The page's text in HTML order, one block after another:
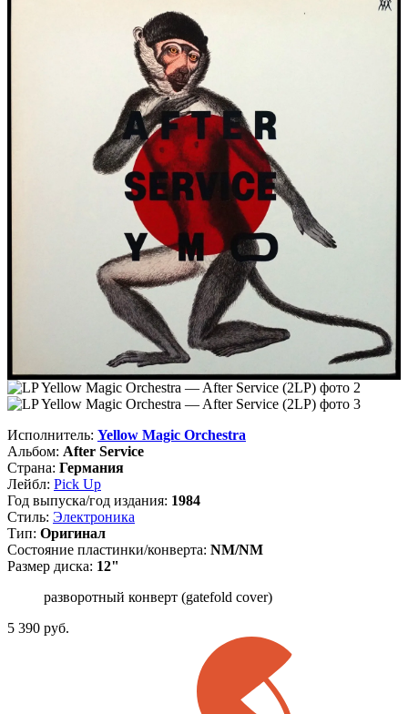
Исполнитель: Yellow Magic Orchestra
Альбом: After Service
Страна: Германия
Лейбл: Pick Up
Год выпуска/год издания: 1984
Стиль: Электроника
Тип: Оригинал
Состояние пластинки/конверта: NM/NM
Размер диска: 12"
разворотный конверт (gatefold cover)
5 390 руб.